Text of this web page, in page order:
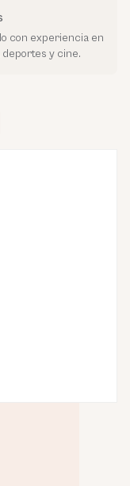
con experiencia en
y cine.